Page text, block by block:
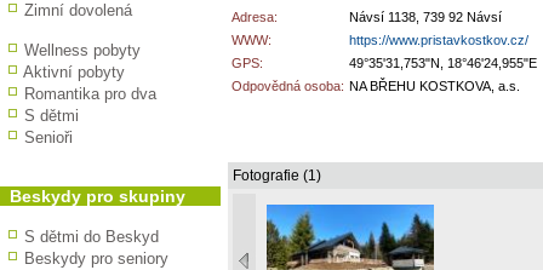
Zimní dovolená
Wellness pobyty
Aktivní pobyty
Romantika pro dva
S dětmi
Senioři
Beskydy pro skupiny
S dětmi do Beskyd
Beskydy pro seniory
Adresa:
Návsí 1138, 739 92 Návsí
WWW:
https://www.pristavkostkov.cz/
GPS:
49°35'31,753"N, 18°46'24,955"E
Odpovědná osoba: NA BŘEHU KOSTKOVA, a.s.
Fotografie (1)